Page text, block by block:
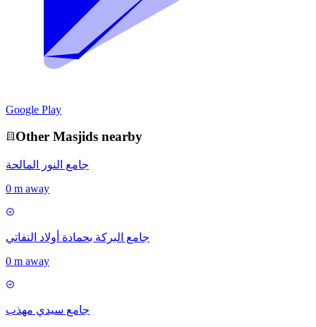
Google Play
Other Masjids nearby
جامع النور المالحة
0 m away
جامع البركة بحمادة أولاد النفاتي
0 m away
جامع سيدي مهذب